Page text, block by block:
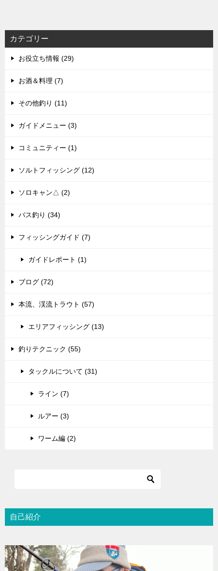
カテゴリー
お役立ち情報 (29)
お酒＆料理 (7)
その他釣り (11)
ガイドメニュー (3)
コミュニティー (1)
ソルトフィッシング (12)
ソロキャン△ (2)
バス釣り (34)
フィッシングガイド (7)
ガイドレポート (1)
ブログ (72)
本流、渓流トラウト (57)
エリアフィッシング (13)
釣りテクニック (55)
タックルについて (31)
ライン (7)
ルアー (3)
ワーム編 (2)
自己紹介